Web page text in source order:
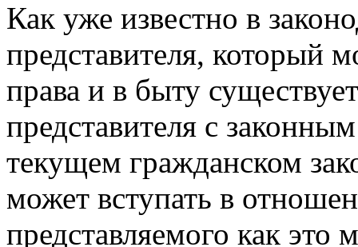
Как уже известно в
представителя, который
права и в быту
представителя с
текущем гражданском
может вступать в
представляемого как это